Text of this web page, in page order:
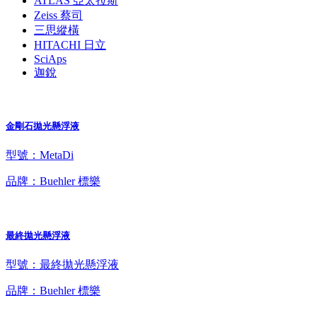
Zeiss 蔡司
三思縱橫
HITACHI 日立
SciAps
迦銳
金剛石拋光懸浮液
型號：MetaDi
品牌：Buehler 標樂
最終拋光懸浮液
型號：最終拋光懸浮液
品牌：Buehler 標樂